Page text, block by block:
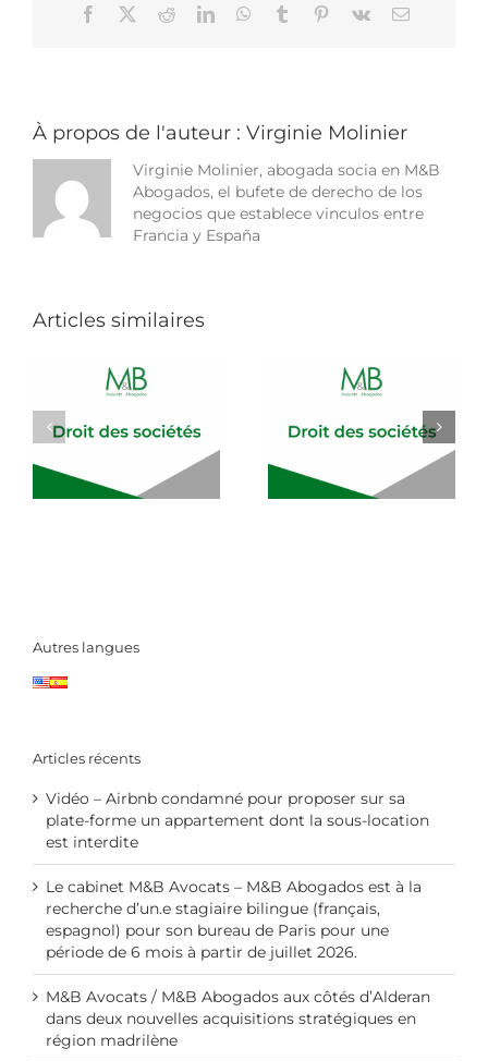
ses
citoyens,
tous
les
moyens
sont-
Facebook RedditLinkedInWhatsApp
Tumblr Pinterest
Vk Email
À propos de l'auteur : Virginie Molinier
Virginie Molinier, abogada socia en M&B
Abogados, el bufete de derecho de los
negocios que establece vinculos entre
Francia y España
Articles similaires
Autres langues
Articles récents
Vidéo – Airbnb condamné pour proposer sur sa
plate-forme un appartement dont la sous-location
est interdite
Le cabinet M&B Avocats – M&B Abogados est à la
recherche d’un.e stagiaire bilingue (français,
espagnol) pour son bureau de Paris pour une
période de 6 mois à partir de juillet 2026.
M&B Avocats / M&B Abogados aux côtés d’Alderan
dans deux nouvelles acquisitions stratégiques en
région madrilène